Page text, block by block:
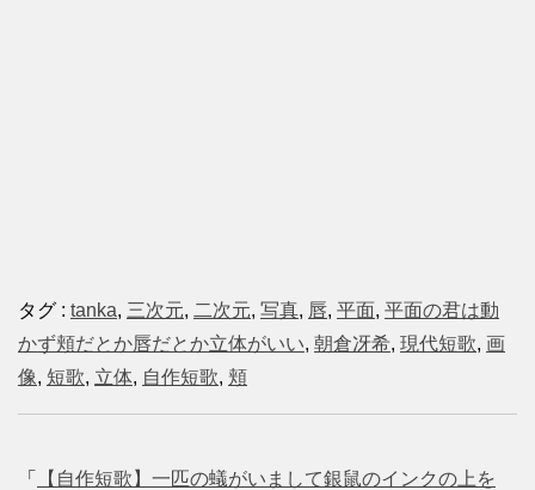
タグ : tanka, 三次元, 二次元, 写真, 唇, 平面, 平面の君は動
かず頬だとか唇だとか立体がいい, 朝倉冴希, 現代短歌, 画
像, 短歌, 立体, 自作短歌, 頬
「
【自作短歌】一匹の蟻がいまして銀鼠のインクの上を